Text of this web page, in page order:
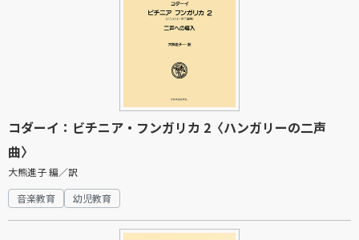
コダーイ：ビチニア・フンガリカ 2〈ハンガリーの二声
曲〉
大熊進子 編／訳
音楽教育
幼児教育